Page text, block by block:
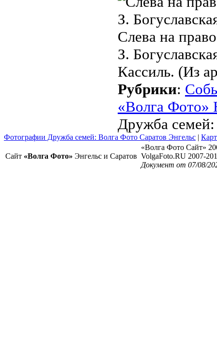
Слева на
З.
Кассиль. (Из
Рубрики:
«Волга Фото»
Дружба
Фотографии Дружба семей: Волга Фото Саратов Энгельс |
Сайт «Волга Фото» Энгельс и Саратов
«Волга Фото Сайт»
VolgaFoto.RU 2007-
Документ от 07/08/